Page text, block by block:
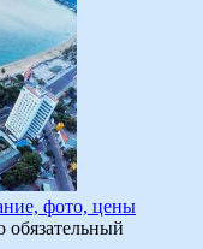
фото, цены